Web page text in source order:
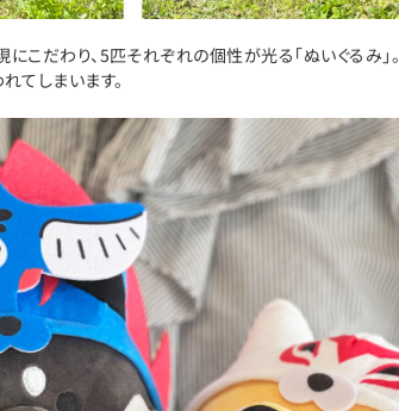
こだわり、5匹それぞれの個性が光る「ぬいぐるみ」
てしまいます。